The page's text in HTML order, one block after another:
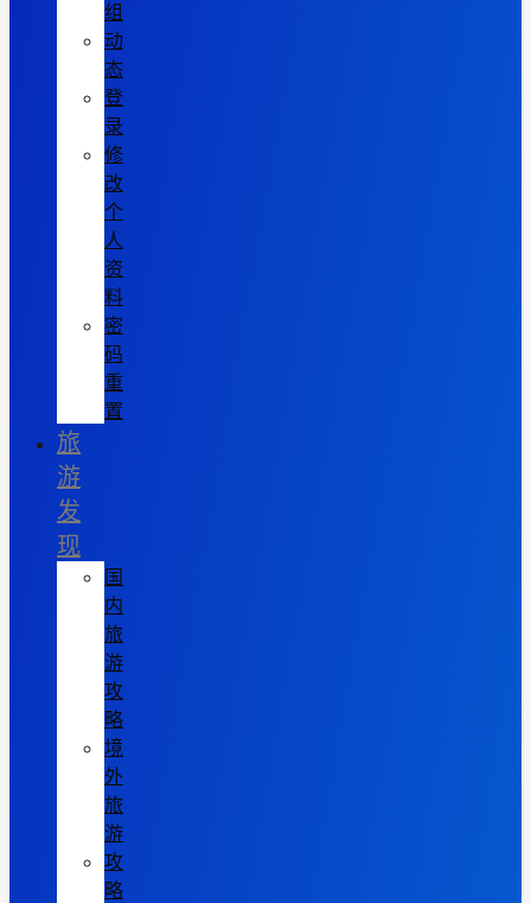
组
动
态
登
录
修
改
个
人
资
料
密
码
重
置
旅
游
发
现
国
内
旅
游
攻
略
境
外
旅
游
攻
略